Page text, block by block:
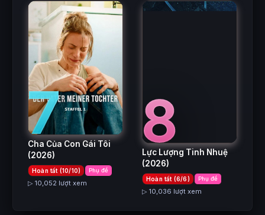
7
Cha Của Con Gái Tôi
(2026)
Hoàn tất (10/10) Phụ đề
▷ 10,052 lượt xem
8
Lực Lượng Tinh Nhuệ
(2026)
Hoàn tất (6/6) Phụ đề
▷ 10,036 lượt xem